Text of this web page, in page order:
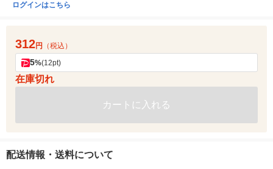
ログインはこちら
312円 （税込）
5%(12pt)
在庫切れ
カートに入れる
配送情報・送料について